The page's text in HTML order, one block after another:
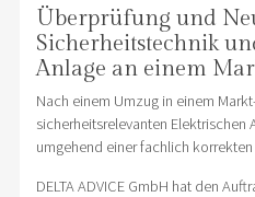
Überprüfung und
Sicherheitstechnik
Anlage an einem
Nach einem Umzug in einem
sicherheitsrelevanten Elektrischen
umgehend einer fachlich
DELTA ADVICE GmbH hat den